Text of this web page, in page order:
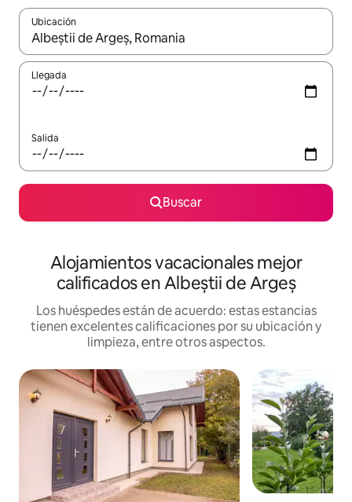
Ubicación
Cuando los resultados estén disponibles, podrás navegar
Llegada
Salida
Buscar
Alojamientos vacacionales mejor
calificados en Albeștii de Argeș
Los huéspedes están de acuerdo: estas estancias
tienen excelentes calificaciones por su ubicación y
limpieza, entre otros aspectos.